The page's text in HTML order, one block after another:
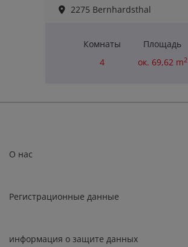
2275 Bernhardsthal
Комнаты
4
Площадь
ок. 69,62 m2
О нас
Регистрационные данные
информация о защите данных